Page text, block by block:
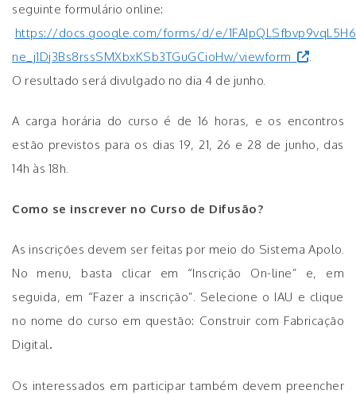
seguinte formulário online:
https://docs.google.com/forms/d/e/
ne_j1Dj3Bs8rssSMXbxKSb3TGuGCioHw/viewform
O resultado será divulgado no dia 4 de junho.
A carga horária do curso é de 16 horas, e os encontros
estão previstos para os dias 19, 21, 26 e 28 de junho, das
14h às 18h.
Como se inscrever no Curso de Difusão?
As inscrições devem ser feitas por meio do Sistema Apolo.
No menu, basta clicar em “Inscrição On-line” e, em
seguida, em “Fazer a inscrição”. Selecione o IAU e clique
no nome do curso em questão: Construir com Fabricação
Digital.
Os interessados em participar também devem preencher